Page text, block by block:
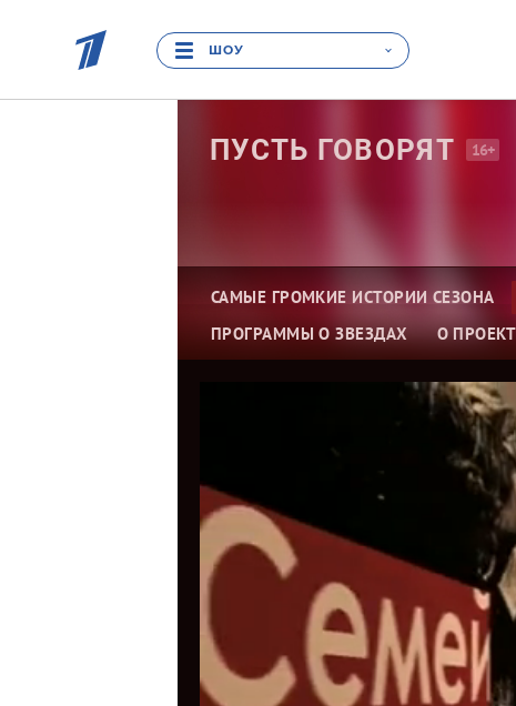
ШОУ
ПУСТЬ ГОВОРЯТ 16+
САМЫЕ ГРОМКИЕ ИСТОРИИ СЕЗОНА
ПРОГРАММЫ О ЗВЕЗДАХ
О